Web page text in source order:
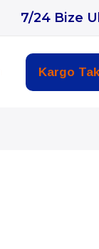
7/24 Bize
Kargo